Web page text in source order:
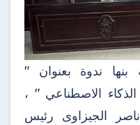
ندوة بعنوان "
الاصطناعي " ،
الجيزاوى رئيس